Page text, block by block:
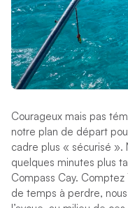
Courageux mais pas
notre plan de départ
cadre plus « sécurisé ».
quelques minutes plus
Compass Cay. Comptez
de temps à perdre, nous